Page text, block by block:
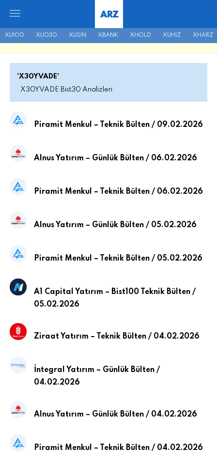
XU100 XU030 XUSIN XBANK XHOLD XUHIZ XHARZ
ARZ
'X30YVADE'
X30YVADE Bist30 Analizleri
Piramit Menkul – Teknik Bülten / 09.02.2026
Alnus Yatırım – Günlük Bülten / 06.02.2026
Piramit Menkul – Teknik Bülten / 06.02.2026
Alnus Yatırım – Günlük Bülten / 05.02.2026
Piramit Menkul – Teknik Bülten / 05.02.2026
A1 Capital Yatırım – Bist100 Teknik Bülten /
05.02.2026
Ziraat Yatırım – Teknik Bülten / 04.02.2026
İntegral Yatırım – Günlük Bülten /
04.02.2026
Alnus Yatırım – Günlük Bülten / 04.02.2026
Piramit Menkul – Teknik Bülten / 04.02.2026